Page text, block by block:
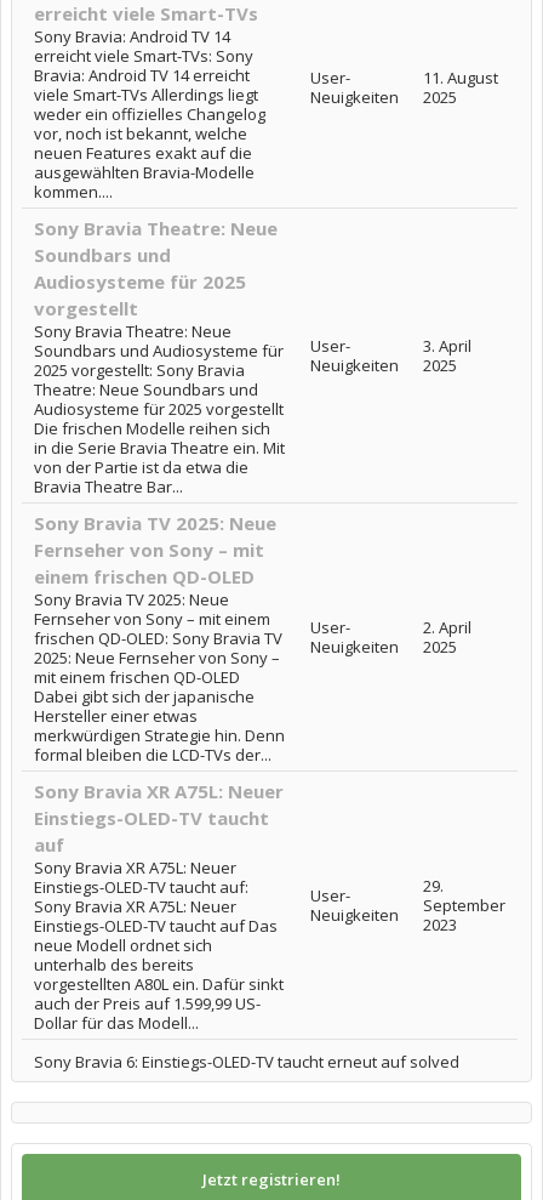
erreicht viele Smart-TVs
Sony Bravia: Android TV 14
erreicht viele Smart-TVs: Sony
Bravia: Android TV 14 erreicht
viele Smart-TVs Allerdings liegt
weder ein offizielles Changelog
vor, noch ist bekannt, welche
neuen Features exakt auf die
ausgewählten Bravia-Modelle
kommen....
User-
Neuigkeiten
11. August
2025
Sony Bravia Theatre: Neue
Soundbars und
Audiosysteme für 2025
vorgestellt
Sony Bravia Theatre: Neue
Soundbars und Audiosysteme für
2025 vorgestellt: Sony Bravia
Theatre: Neue Soundbars und
Audiosysteme für 2025 vorgestellt
Die frischen Modelle reihen sich
in die Serie Bravia Theatre ein. Mit
von der Partie ist da etwa die
Bravia Theatre Bar...
User-
Neuigkeiten
3. April
2025
Sony Bravia TV 2025: Neue
Fernseher von Sony – mit
einem frischen QD-OLED
Sony Bravia TV 2025: Neue
Fernseher von Sony – mit einem
frischen QD-OLED: Sony Bravia TV
2025: Neue Fernseher von Sony –
mit einem frischen QD-OLED
Dabei gibt sich der japanische
Hersteller einer etwas
merkwürdigen Strategie hin. Denn
formal bleiben die LCD-TVs der...
User-
Neuigkeiten
2. April
2025
Sony Bravia XR A75L: Neuer
Einstiegs-OLED-TV taucht
auf
Sony Bravia XR A75L: Neuer
Einstiegs-OLED-TV taucht auf:
Sony Bravia XR A75L: Neuer
Einstiegs-OLED-TV taucht auf Das
neue Modell ordnet sich
unterhalb des bereits
vorgestellten A80L ein. Dafür sinkt
auch der Preis auf 1.599,99 US-
Dollar für das Modell...
User-
Neuigkeiten
29.
September
2023
Sony Bravia 6: Einstiegs-OLED-TV taucht erneut auf solved
Jetzt registrieren!